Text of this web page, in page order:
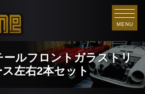
MENU
ールフロントガラストリ
左右2本セット